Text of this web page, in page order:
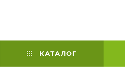
КАТАЛОГ